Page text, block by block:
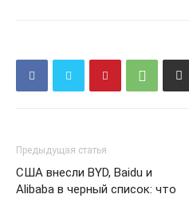
Предыдущая статья
США внесли BYD, Baidu и
Alibaba в черный список: что